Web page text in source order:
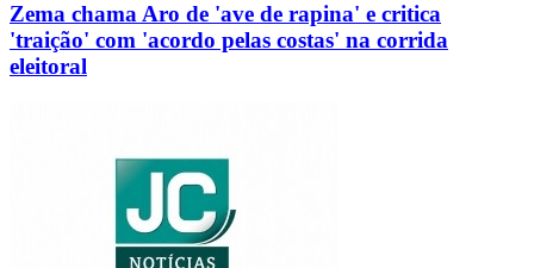
Zema chama Aro de 'ave de rapina' e critica
'traição' com 'acordo pelas costas' na corrida
eleitoral